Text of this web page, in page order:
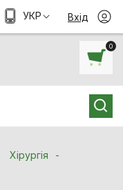
0
УКР Вхід
Хiрургiя